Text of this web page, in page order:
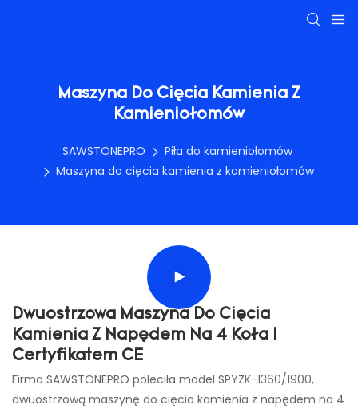
Maszyna Do Cięcia Kamienia Z
Kamieniołomów
SAWSTONEPRO
Piła do kamieniołomów
Maszyna do cięcia kamienia z kamieniołomów
Dwuostrzowa Maszyna Do Cięcia
Kamienia Z Napędem Na 4 Koła I
Certyfikatem CE
Firma SAWSTONEPRO poleciła model SPYZK-1360/1900,
dwuostrzową maszynę do cięcia kamienia z napędem na 4